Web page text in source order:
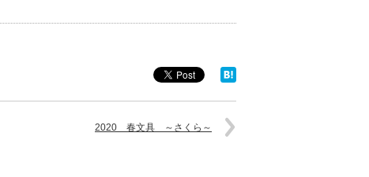
2020 春文具 ～さくら～